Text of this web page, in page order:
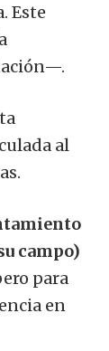
Este
al
campo)
para
en